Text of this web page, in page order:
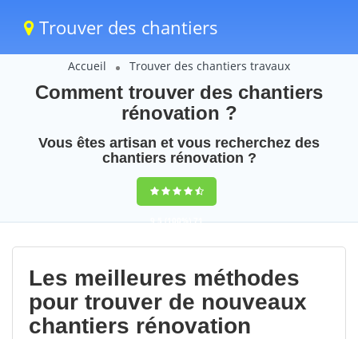
Trouver des chantiers
Accueil Trouver des chantiers travaux
Comment trouver des chantiers
rénovation ?
Vous êtes artisan et vous recherchez des
chantiers rénovation ?
9,5(100%)71
votes
Les meilleures méthodes
pour trouver de nouveaux
chantiers rénovation